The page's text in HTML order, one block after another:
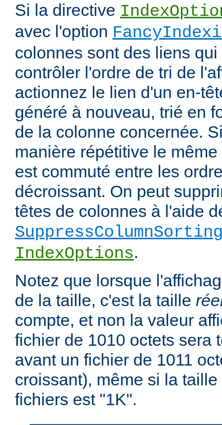
Si la directive
avec l'option
colonnes sont des liens
contrôler l'ordre de tri de
actionnez le lien d'un en-
généré à nouveau, trié en
de la colonne concernée.
manière répétitive le
est commuté entre les
décroissant. On peut
têtes de colonnes à l'aide
IndexOptions.
Notez que lorsque
de la taille, c'est la taille
compte, et non la valeur
fichier de 1010 octets sera
avant un fichier de 1011
croissant), même si la
fichiers est "1K".